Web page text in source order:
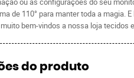
de 110° para manter toda a magia.
bem-vindos a nossa loja
do produto